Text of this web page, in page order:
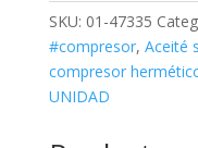
SKU: 01-47335
#compresor, Aceité
compresor
UNIDAD